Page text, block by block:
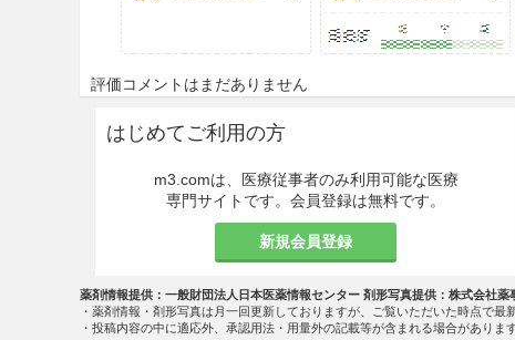
マウスの高分圧酸素への曝露実
9.7 小児等
9.7.1 低出生体重児，新生児
酸素濃度を必要最小限に止め
定して8.0〜10.7kPa（60〜
とがある。
酸素の投与期間を必要最小限
評価コメントはまだありません
はじめてご利用の方
m3.comは、医療従事者のみ利用可能な医療
専門サイトです。会員登録は無料です。
新規会員登録
薬剤情報提供：一般財団法人日本医薬情報センター 剤形写真提供：株式会社薬
・薬剤情報・剤形写真は月一回更新しておりますが、ご覧いただいた時点で
・投稿内容の中に適応外、承認用法・用量外の記載等が含まれる場合がありま